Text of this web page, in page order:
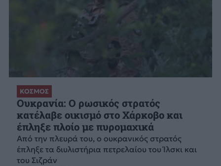
ΚΟΣΜΟΣ
Ουκρανία: Ο ρωσικός στρατός
κατέλαβε οικισμό στο Χάρκοβο και
έπληξε πλοίο με πυρομαχικά
Από την πλευρά του, ο ουκρανικός στρατός
έπληξε τα διυλιστήρια πετρελαίου του Ίλσκι και
του Σιζράν